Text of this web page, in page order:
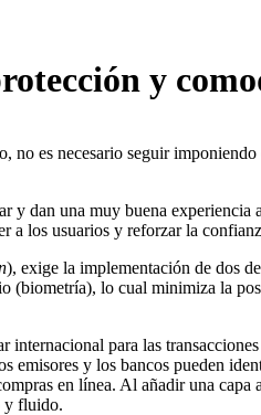
y
es necesario seguir
y dan una muy buena
a los usuarios y reforzar la
), exige la implementación de dos
lo cual minimiza la
internacional para las
emisores y los bancos pueden
en línea. Al añadir una
y fluido.